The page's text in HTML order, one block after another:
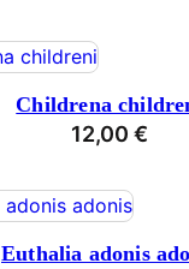
Childrena
12,00 €
Euthalia adonis